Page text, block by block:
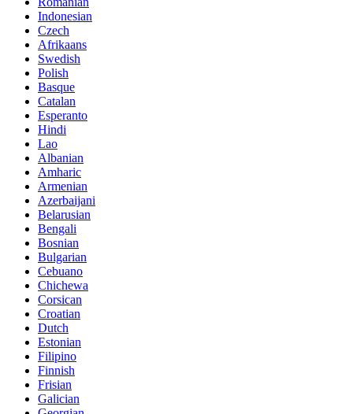
Indonesian
Czech
Afrikaans
Swedish
Polish
Basque
Catalan
Esperanto
Hindi
Lao
Albanian
Amharic
Armenian
Azerbaijani
Belarusian
Bengali
Bosnian
Bulgarian
Cebuano
Chichewa
Corsican
Croatian
Dutch
Estonian
Filipino
Finnish
Frisian
Galician